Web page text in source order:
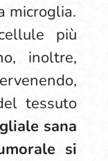
microglia.
più
inoltre,
tessuto
sana
si